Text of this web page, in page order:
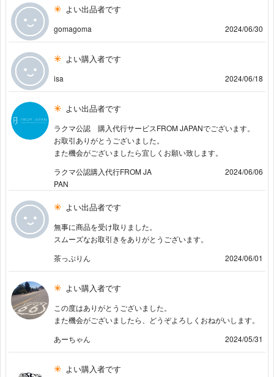
よい出品者です
gomagoma 2024/06/30
よい購入者です
isa 2024/06/18
よい出品者です
ラクマ公認 購入代行サービスFROM JAPANでございます。
お取引ありがとうございました。
また機会がございましたら宜しくお願い致します。
ラクマ公認購入代行FROM JA
PAN
2024/06/06
よい出品者です
無事に商品を受け取りました。
スムーズなお取引きをありがとうございます。
茶っぷりん
2024/06/01
よい購入者です
この度はありがとうございました。
また機会がございましたら、どうぞよろしくおねがいします。
あーちゃん
2024/05/31
よい購入者です